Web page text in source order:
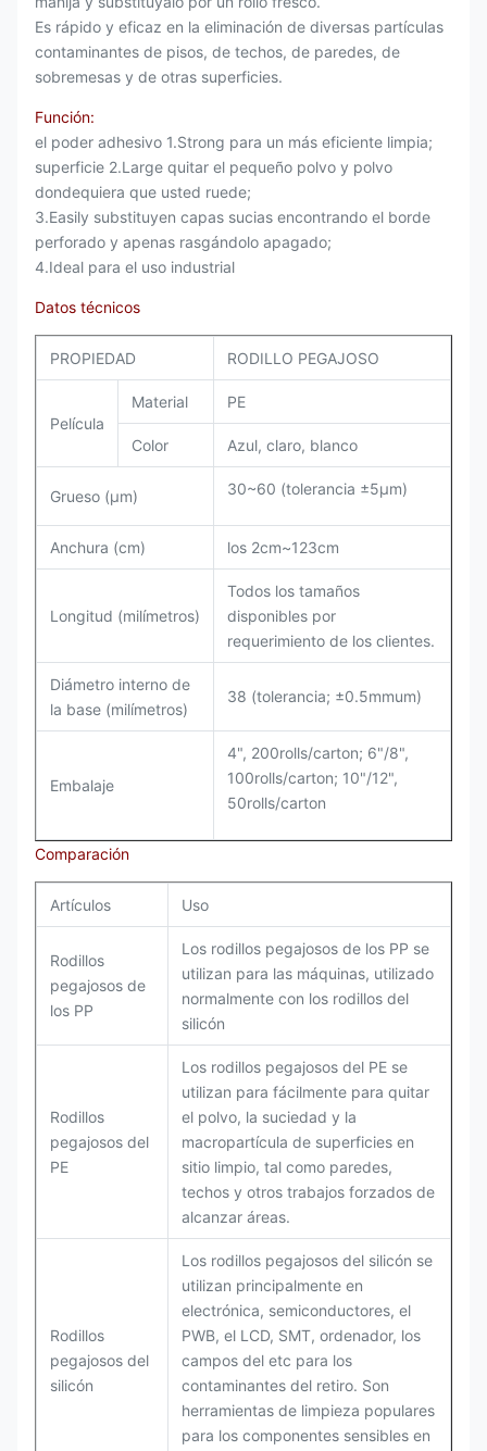
Es rápido y eficaz en la eliminación de diversas partículas
contaminantes de pisos, de techos, de paredes, de
sobremesas y de otras superficies.
Función:
el poder adhesivo 1.Strong para un más eficiente limpia;
superficie 2.Large quitar el pequeño polvo y polvo
dondequiera que usted ruede;
3.Easily substituyen capas sucias encontrando el borde
perforado y apenas rasgándolo apagado;
4.Ideal para el uso industrial
Datos técnicos
PROPIEDAD RODILLO PEGAJOSO
Película
Material PE
Color Azul, claro, blanco
Grueso (μm) 30~60 (tolerancia ±5μm)
Anchura (cm) los 2cm~123cm
Longitud (milímetros)
Todos los tamaños
disponibles por
requerimiento de los clientes.
Diámetro interno de
la base (milímetros)
38 (tolerancia; ±0.5mmum)
Embalaje
4", 200rolls/carton; 6"/8",
100rolls/carton; 10"/12",
50rolls/carton
Comparación
Artículos Uso
Rodillos
pegajosos de
los PP
Los rodillos pegajosos de los PP se
utilizan para las máquinas, utilizado
normalmente con los rodillos del
silicón
Rodillos
pegajosos del
PE
Los rodillos pegajosos del PE se
utilizan para fácilmente para quitar
el polvo, la suciedad y la
macropartícula de superficies en
sitio limpio, tal como paredes,
techos y otros trabajos forzados de
alcanzar áreas.
Rodillos
pegajosos del
silicón
Los rodillos pegajosos del silicón se
utilizan principalmente en
electrónica, semiconductores, el
PWB, el LCD, SMT, ordenador, los
campos del etc para los
contaminantes del retiro. Son
herramientas de limpieza populares
para los componentes sensibles en